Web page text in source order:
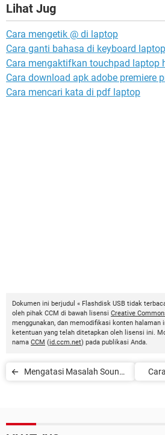
Lihat Jug
Cara mengetik @ di laptop
Cara ganti bahasa di keyboard laptop
Cara mengaktifkan touchpad laptop
Cara download apk adobe premiere
Cara mencari kata di pdf laptop
Dokumen ini berjudul « Flashdisk USB tidak
oleh pihak CCM di bawah lisensi Creative
menggunakan, dan memodifikasi konten halaman
ketentuan yang telah ditetapkan oleh lisensi ini.
nama CCM (id.ccm.net) pada publikasi Anda.
Mengatasi Masalah Sound